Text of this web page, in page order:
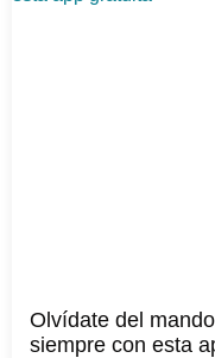
Olvídate del
siempre con esta